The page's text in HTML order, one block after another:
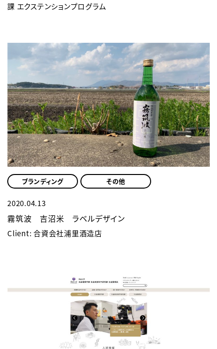
課 エクステンションプログラム
ブランディング その他
2020.04.13
霧筑波 吉沼米 ラベルデザイン
Client: 合資会社浦里酒造店